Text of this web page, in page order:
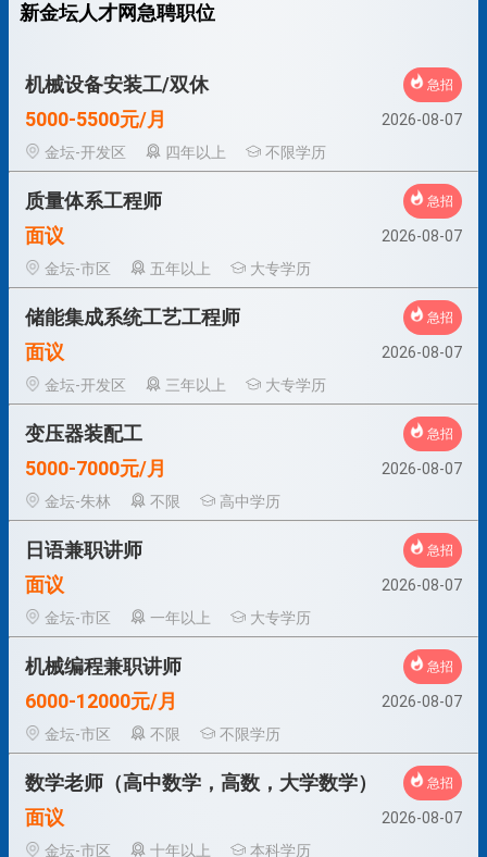
新金坛人才网急聘职位
机械设备安装工/双休 急招
5000-5500元/月
2026-08-07
金坛-开发区
四年以上 不限学历
质量体系工程师 急招
面议
2026-08-07
金坛-市区
五年以上 大专学历
储能集成系统工艺工程师 急招
面议
2026-08-07
金坛-开发区
三年以上 大专学历
变压器装配工 急招
5000-7000元/月
2026-08-07
金坛-朱林
不限 高中学历
日语兼职讲师 急招
面议
2026-08-07
金坛-市区
一年以上 大专学历
机械编程兼职讲师 急招
6000-12000元/月
2026-08-07
金坛-市区
不限 不限学历
数学老师（高中数学，高数，大学数学） 急招
面议
2026-08-07
金坛-市区
十年以上 本科学历